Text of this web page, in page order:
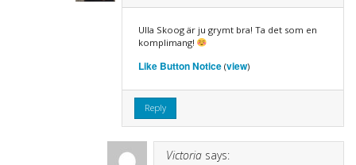
Ulla Skoog är ju grymt bra! Ta det som en
komplimang!
Like Button Notice(view)
Reply
Victoria says: